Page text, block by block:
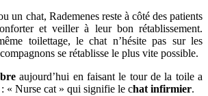
un chat, Rademenes reste à côté des patients
et veiller à leur bon rétablissement.
toilettage, le chat n’hésite pas sur les
se rétablisse le plus vite possible.
aujourd’hui en faisant le tour de la toile a
« Nurse cat » qui signifie le chat infirmier.